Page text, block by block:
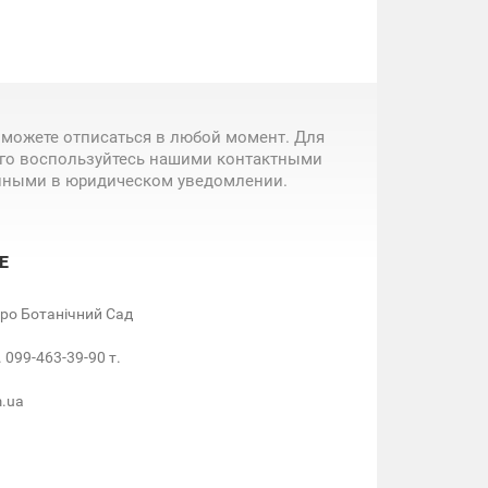
отписаться в любой момент. Для
воспользуйтесь нашими контактными
в юридическом уведомлении.
Ботанічний Сад
463-39-90 т.